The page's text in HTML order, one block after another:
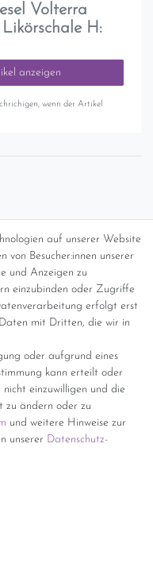
Volterra
H:
anzeigen
wenn der Artikel
auf unserer Website
von Besucher:innen unserer
und Anzeigen zu
einzubinden oder Zugriffe
erfolgt erst
mit Dritten, die wir in
oder aufgrund eines
kann erteilt oder
einzuwilligen und die
zu ändern oder zu
und weitere Hinweise zur
unserer Daten­schutz­
Euro ) inkl. MwSt.
(innerhalb
kaufen wir dieses an.
unterliegt gem. § 25a
ein Ausweis der
erfolgt nicht.)